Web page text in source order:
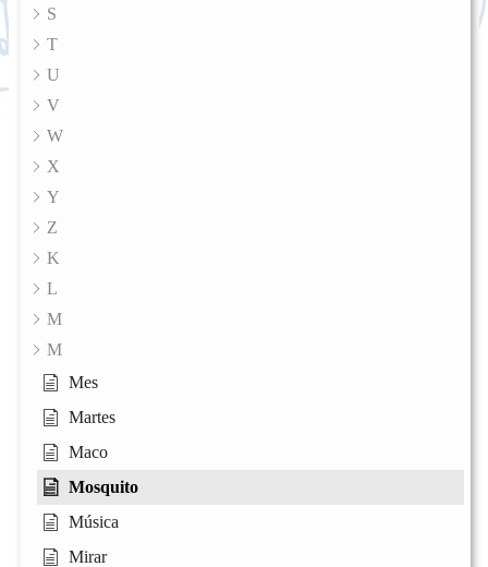
S
T
U
V
W
X
Y
Z
K
L
M
M
Mes
Martes
Maco
Mosquito
Música
Mirar